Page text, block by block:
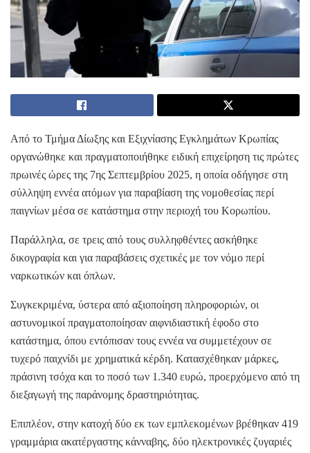
Από το Τμήμα Δίωξης και Εξιχνίασης Εγκλημάτων Κρωπίας
οργανώθηκε και πραγματοποιήθηκε ειδική επιχείρηση τις πρώτες
πρωινές ώρες της 7ης Σεπτεμβρίου 2025, η οποία οδήγησε στη
σύλληψη εννέα ατόμων για παραβίαση της νομοθεσίας περί
παιγνίων μέσα σε κατάστημα στην περιοχή του Κορωπίου.
Παράλληλα, σε τρεις από τους συλληφθέντες ασκήθηκε
δικογραφία και για παραβάσεις σχετικές με τον νόμο περί
ναρκωτικών και όπλων.
Συγκεκριμένα, ύστερα από αξιοποίηση πληροφοριών, οι
αστυνομικοί πραγματοποίησαν αιφνιδιαστική έφοδο στο
κατάστημα, όπου εντόπισαν τους εννέα να συμμετέχουν σε
τυχερό παιχνίδι με χρηματικά κέρδη. Κατασχέθηκαν μάρκες,
πράσινη τσόχα και το ποσό των 1.340 ευρώ, προερχόμενο από τη
διεξαγωγή της παράνομης δραστηριότητας.
Επιπλέον, στην κατοχή δύο εκ των εμπλεκομένων βρέθηκαν 419
γραμμάρια ακατέργαστης κάνναβης, δύο ηλεκτρονικές ζυγαριές